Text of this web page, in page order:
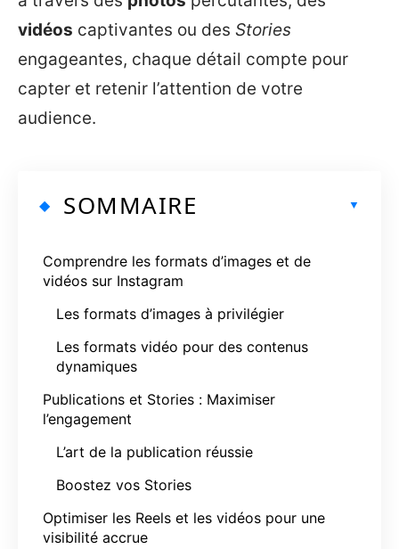
vidéos captivantes ou des Stories
engageantes, chaque détail compte pour
capter et retenir l’attention de votre
audience.
SOMMAIRE
Comprendre les formats d’images et de
vidéos sur Instagram
Les formats d’images à privilégier
Les formats vidéo pour des contenus
dynamiques
Publications et Stories : Maximiser
l’engagement
L’art de la publication réussie
Boostez vos Stories
Optimiser les Reels et les vidéos pour une
visibilité accrue